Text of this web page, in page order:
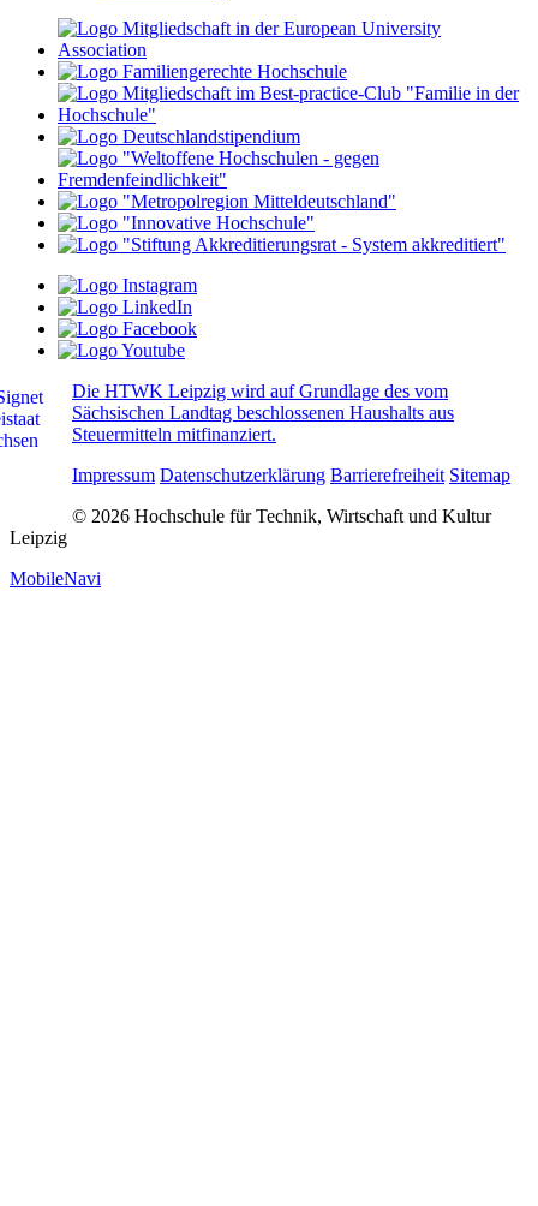
Die HTWK Leipzig wird auf Grundlage des vom
Sächsischen Landtag beschlossenen Haushalts aus
Steuermitteln mitfinanziert.
Impressum Datenschutzerklärung Barrierefreiheit Sitemap
© 2026 Hochschule für Technik, Wirtschaft und Kultur
Leipzig
MobileNavi